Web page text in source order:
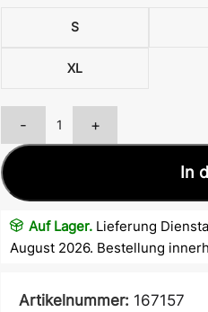
S
XL
- +
In
Auf Lager. Lieferung
August 2026. Bestellung
Artikelnummer: 167157